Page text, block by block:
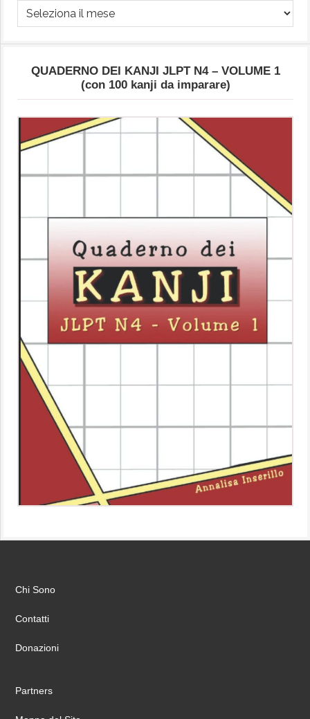
Archivio
Articoli
QUADERNO DEI KANJI JLPT N4 – VOLUME 1
(con 100 kanji da imparare)
Chi Sono
Contatti
Donazioni
Partners